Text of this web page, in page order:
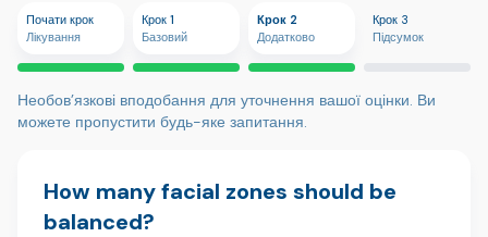
Почати крок
Лікування
Крок 1
Базовий
Крок 2
Додатково
Крок 3
Підсумок
Необов’язкові вподобання для уточнення вашої оцінки. Ви
можете пропустити будь-яке запитання.
How many facial zones should be
balanced?